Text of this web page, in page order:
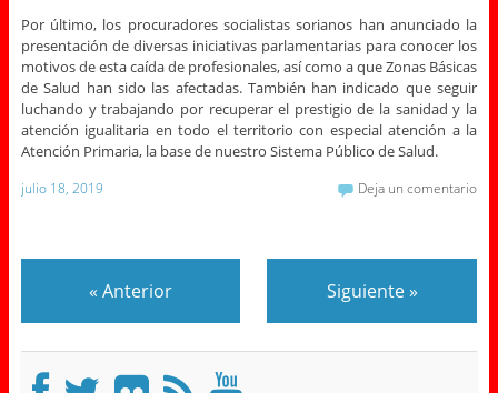
Por último, los procuradores socialistas sorianos han anunciado la
presentación de diversas iniciativas parlamentarias para conocer los
motivos de esta caída de profesionales, así como a que Zonas Básicas
de Salud han sido las afectadas. También han indicado que seguir
luchando y trabajando por recuperar el prestigio de la sanidad y la
atención igualitaria en todo el territorio con especial atención a la
Atención Primaria, la base de nuestro Sistema Público de Salud.
julio 18, 2019 Deja un comentario
« Anterior Siguiente»